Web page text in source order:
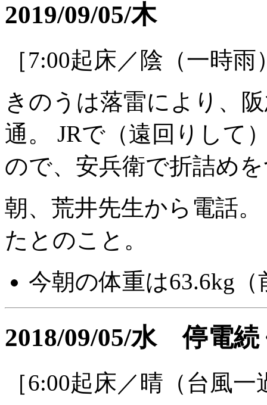
2019/09/05/木
［7:00起床／陰（一時
きのうは落雷により、
通。 JRで（遠回りして
ので、安兵衛で折詰め
朝、荒井先生から電話
たとのこと。
今朝の体重は63.6kg（
2018/09/05/水 停電続
［6:00起床／晴（台風